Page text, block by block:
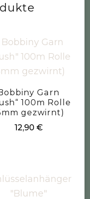
Garn
100m Rolle
gezwirnt)
12,90 €